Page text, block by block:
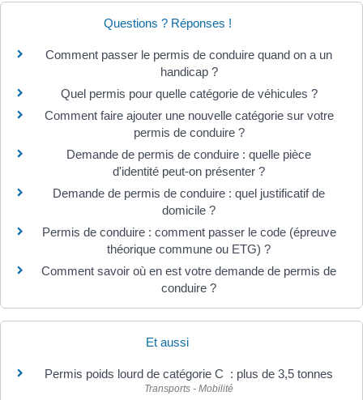
Questions ? Réponses !
Comment passer le permis de conduire quand on a un
handicap ?
Quel permis pour quelle catégorie de véhicules ?
Comment faire ajouter une nouvelle catégorie sur votre
permis de conduire ?
Demande de permis de conduire : quelle pièce
d'identité peut-on présenter ?
Demande de permis de conduire : quel justificatif de
domicile ?
Permis de conduire : comment passer le code (épreuve
théorique commune ou ETG) ?
Comment savoir où en est votre demande de permis de
conduire ?
Et aussi
Permis poids lourd de catégorie C : plus de 3,5 tonnes
Transports - Mobilité